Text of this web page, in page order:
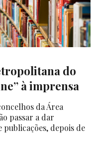
do
à imprensa
da Área
passar a dar
publicações, depois de